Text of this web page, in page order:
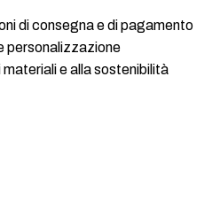
di consegna e di pagamento
personalizzazione
materiali e alla sostenibilità